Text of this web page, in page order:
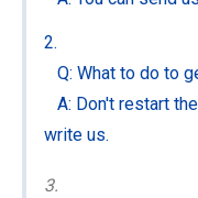
2.
Q: What to do to
A: Don't restart
write us.
3.